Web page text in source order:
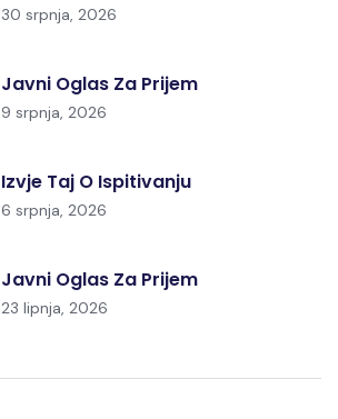
30 srpnja, 2026
Javni Oglas Za Prijem
9 srpnja, 2026
Izvje Taj O Ispitivanju
6 srpnja, 2026
Javni Oglas Za Prijem
23 lipnja, 2026